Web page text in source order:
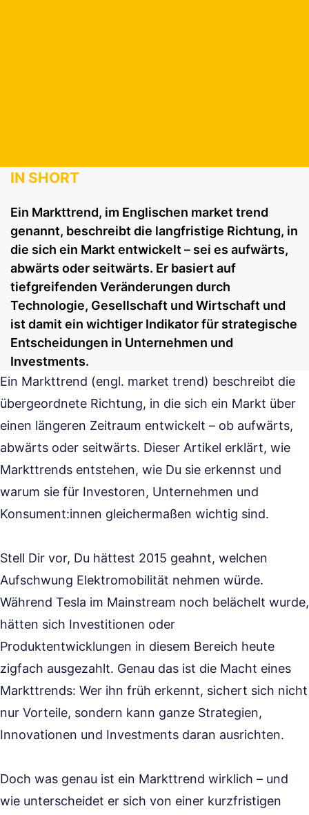
IN SHORT
Ein Markttrend, im Englischen market trend
genannt, beschreibt die langfristige Richtung, in
die sich ein Markt entwickelt – sei es aufwärts,
abwärts oder seitwärts. Er basiert auf
tiefgreifenden Veränderungen durch
Technologie, Gesellschaft und Wirtschaft und
ist damit ein wichtiger Indikator für strategische
Entscheidungen in Unternehmen und
Investments.
Ein Markttrend (engl. market trend) beschreibt die
übergeordnete Richtung, in die sich ein Markt über
einen längeren Zeitraum entwickelt – ob aufwärts,
abwärts oder seitwärts. Dieser Artikel erklärt, wie
Markttrends entstehen, wie Du sie erkennst und
warum sie für Investoren, Unternehmen und
Konsument:innen gleichermaßen wichtig sind.
Stell Dir vor, Du hättest 2015 geahnt, welchen
Aufschwung Elektromobilität nehmen würde.
Während Tesla im Mainstream noch belächelt wurde,
hätten sich Investitionen oder
Produktentwicklungen in diesem Bereich heute
zigfach ausgezahlt. Genau das ist die Macht eines
Markttrends: Wer ihn früh erkennt, sichert sich nicht
nur Vorteile, sondern kann ganze Strategien,
Innovationen und Investments daran ausrichten.
Doch was genau ist ein Markttrend wirklich – und
wie unterscheidet er sich von einer kurzfristigen